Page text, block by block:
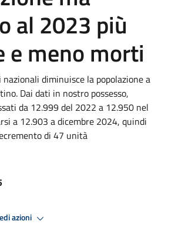
al 2023 più
e meno morti
diminuisce la popolazione a
Dai dati in nostro possesso,
da 12.999 del 2022 a 12.950 nel
a 12.903 a dicembre 2024, quindi
di 47 unità
azioni